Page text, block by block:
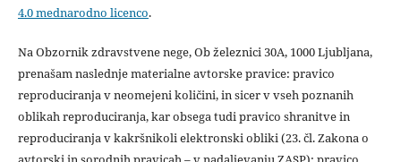
4.0 mednarodno licenco.
Na Obzornik zdravstvene nege, Ob železnici 30A, 1000 Ljubljana,
prenašam naslednje materialne avtorske pravice: pravico
reproduciranja v neomejeni količini, in sicer v vseh poznanih
oblikah reproduciranja, kar obsega tudi pravico shranitve in
reproduciranja v kakršnikoli elektronski obliki (23. čl. Zakona o